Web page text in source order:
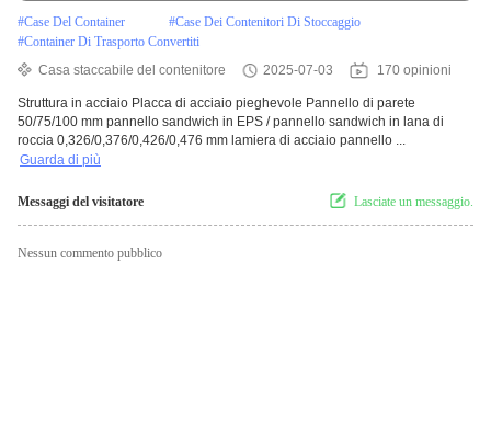
#Case Del Container #Case Dei Contenitori Di Stoccaggio
#Container Di Trasporto Convertiti
Casa staccabile del contenitore
2025-07-03 170 opinioni
Struttura in acciaio Placca di acciaio pieghevole Pannello di parete
50/75/100 mm pannello sandwich in EPS / pannello sandwich in lana di
roccia 0,326/0,376/0,426/0,476 mm lamiera di acciaio pannello ...
Guarda di più
Messaggi del visitatore Lasciate un messaggio.
Nessun commento pubblico